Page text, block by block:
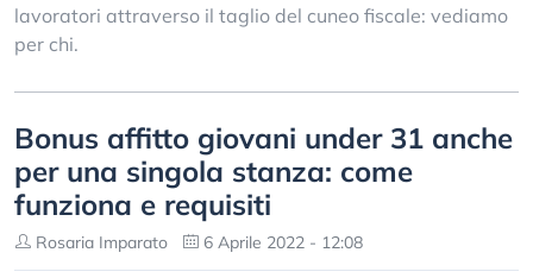
lavoratori attraverso il taglio del cuneo fiscale: vediamo
per chi.
Bonus affitto giovani under 31 anche
per una singola stanza: come
funziona e requisiti
Rosaria Imparato 6 Aprile 2022 - 12:08